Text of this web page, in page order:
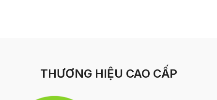
THƯƠNG HIỆU CAO CẤP